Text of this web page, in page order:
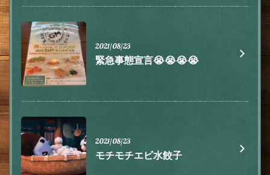
2021/08/23
緊急事態宣言😭😭😭😭
2021/08/23
モチモチエビ水餃子